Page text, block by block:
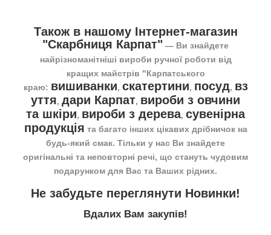
Також в нашому Інтернет-магазин
"Скарбниця Карпат" ― Ви знайдете
найрізноманітніші вироби ручної роботи від
кращих майстрів "Карпатського
краю: вишиванки, скатертини, посуд, вз
уття, дари Карпат, вироби з овчини
та шкіри, вироби з дерева, сувенірна
продукція та багато інших цікавих дрібничок на
будь-який смак. Тільки у нас Ви знайдете
оригінальні та неповторні речі, що стануть чудовим
подарунком для Вас та Ваших рідних.
Не забудьте переглянути Новинки!
Вдалих Вам закупів!